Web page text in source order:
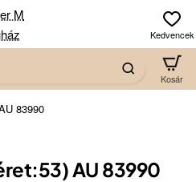
83990
AU 83990